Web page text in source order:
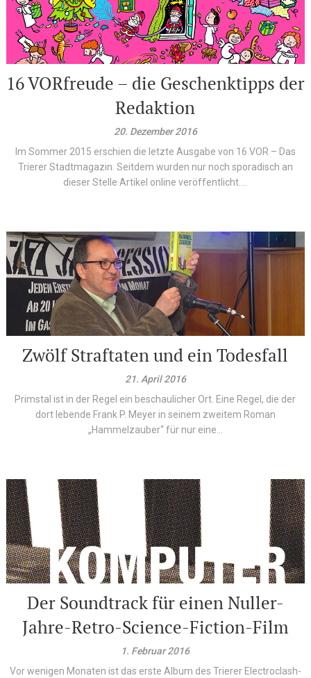
16 VORfreude – die Geschenktipps der
Redaktion
20. Dezember 2016
Im Sommer 2015 erschien die letzte Ausgabe von 16 VOR – Das
Trierer Stadtmagazin. Seitdem wurden nur noch sporadisch an
dieser Stelle Artikel online veröffentlicht....
Zwölf Straftaten und ein Todesfall
21. April 2016
Primstal ist in der Regel ein beschaulicher Ort. Eine Regel, die der
dort lebende Frank P. Meyer in seinem zweitem Roman
„Hammelzauber“ für nur eine...
Der Soundtrack für einen Nuller-
Jahre-Retro-Science-Fiction-Film
1. Februar 2016
Vor wenigen Monaten ist das erste Album des Trierer Electroclash-